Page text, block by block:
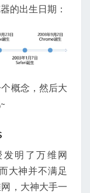
的出生日期：
概念，然后大
发明了万维网
大神并不满足
，大神大手一